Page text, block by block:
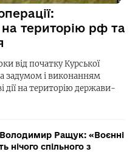
територію рф та
від початку Курської
задумом і виконанням
дії на територію держави-
Ращук: «Воєнні
нічого спільного з